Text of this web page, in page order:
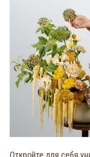
Откройте для себя